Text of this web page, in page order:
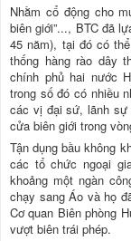
Nhằm cổ động cho
biên giới”..., BTC đã
45 năm), tại đó có
thống hàng rào dây
chính phủ hai nước
trong số đó có nhiều
các vị đại sứ, lãnh
cửa biên giới trong
Tận dụng bầu không
các tổ chức ngoại
khoảng một ngàn
chạy sang Áo và họ
Cơ quan Biên phòng
vượt biên trái phép.